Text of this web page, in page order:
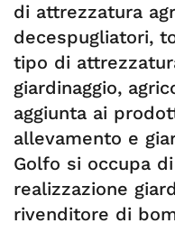
di attrezzatura
decespugliatori,
tipo di
giardinaggio,
aggiunta ai
allevamento e
Golfo si occupa
realizzazione
rivenditore di